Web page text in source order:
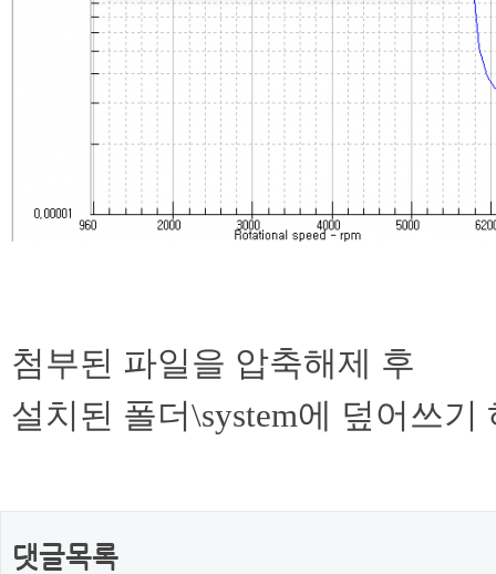
첨부된 파일을 압축해제 후
설치된 폴더\system에 덮어쓰
댓글목록